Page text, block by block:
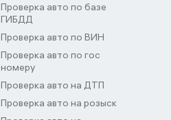
Проверка авто по базе
ГИБДД
Проверка авто по ВИН
Проверка авто по гос
номеру
Проверка авто на ДТП
Проверка авто на розыск